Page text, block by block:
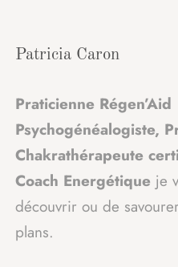
Patricia Caron
Praticienne
Psychogénéalogiste,
Chakrathérapeute
Coach Energétique je
découvrir ou de
plans.